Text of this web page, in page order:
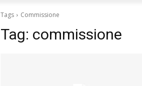
Tags Commissione
Tag: commissione